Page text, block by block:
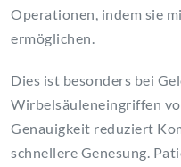
Operationen, indem sie
ermöglichen.
Dies ist besonders bei
Wirbelsäuleneingriffen
Genauigkeit reduziert
schnellere Genesung.